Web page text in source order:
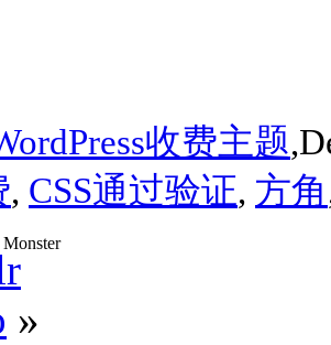
收费主题
, CSS通过验证, 方角
»